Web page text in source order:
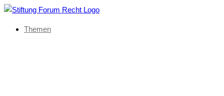
Themen